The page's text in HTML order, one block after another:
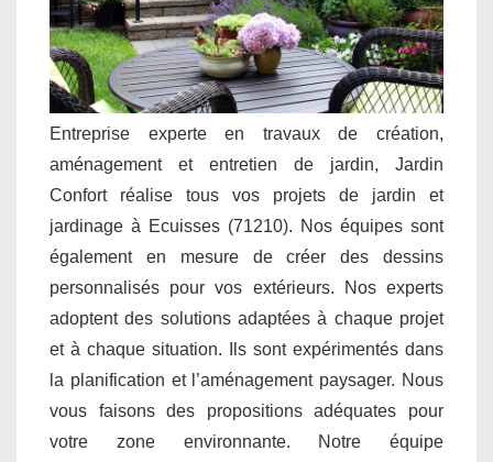
Entreprise experte en travaux de création,
aménagement et entretien de jardin, Jardin
Confort réalise tous vos projets de jardin et
jardinage à Ecuisses (71210). Nos équipes sont
également en mesure de créer des dessins
personnalisés pour vos extérieurs. Nos experts
adoptent des solutions adaptées à chaque projet
et à chaque situation. Ils sont expérimentés dans
la planification et l’aménagement paysager. Nous
vous faisons des propositions adéquates pour
votre zone environnante. Notre équipe